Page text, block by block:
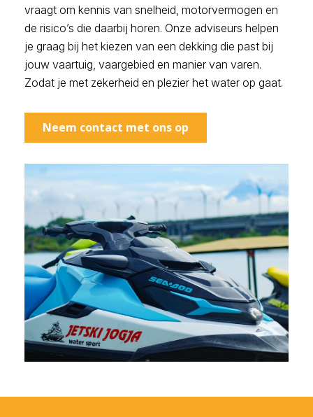
vraagt om kennis van snelheid, motorvermogen en
de risico’s die daarbij horen. Onze adviseurs helpen
je graag bij het kiezen van een dekking die past bij
jouw vaartuig, vaargebied en manier van varen.
Zodat je met zekerheid en plezier het water op gaat.
Neem contact met ons op